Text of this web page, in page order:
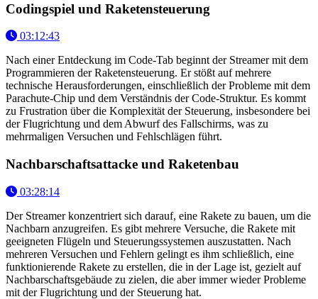
Codingspiel und Raketensteuerung
03:12:43
Nach einer Entdeckung im Code-Tab beginnt der Streamer mit dem
Programmieren der Raketensteuerung. Er stößt auf mehrere
technische Herausforderungen, einschließlich der Probleme mit dem
Parachute-Chip und dem Verständnis der Code-Struktur. Es kommt
zu Frustration über die Komplexität der Steuerung, insbesondere bei
der Flugrichtung und dem Abwurf des Fallschirms, was zu
mehrmaligen Versuchen und Fehlschlägen führt.
Nachbarschaftsattacke und Raketenbau
03:28:14
Der Streamer konzentriert sich darauf, eine Rakete zu bauen, um die
Nachbarn anzugreifen. Es gibt mehrere Versuche, die Rakete mit
geeigneten Flügeln und Steuerungssystemen auszustatten. Nach
mehreren Versuchen und Fehlern gelingt es ihm schließlich, eine
funktionierende Rakete zu erstellen, die in der Lage ist, gezielt auf
Nachbarschaftsgebäude zu zielen, die aber immer wieder Probleme
mit der Flugrichtung und der Steuerung hat.